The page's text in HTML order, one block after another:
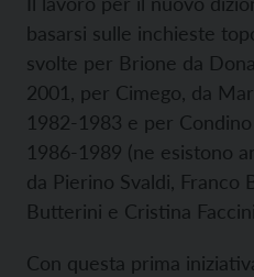
basarsi sulle inchieste
svolte per Brione da
2001, per Cimego, da
1982-1983 e per
1986-1989 (ne esistono
da Pierino Svaldi, Franco
Butterini e Cristina
Con questa prima